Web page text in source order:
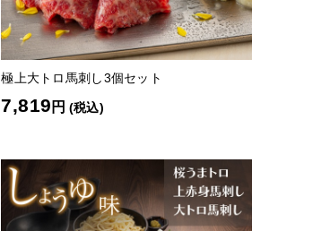
極上大トロ馬刺し3個セット
7,819 円 (税込)